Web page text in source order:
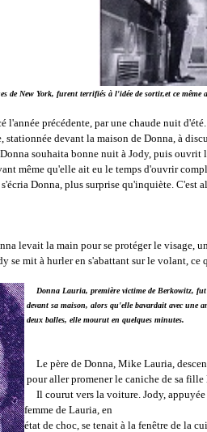
de New York, furent terrifiés à l'idée de sortir,et ce même
l'année précédente, par une chaude nuit
stationnée devant la maison de Donna, à
souhaita bonne nuit à Jody, puis ouvrit
même qu'elle ait eu le temps d'ouvrir
Donna, plus surprise qu'inquiète.
levait la main pour se protéger le visage,
se mit à hurler en s'abattant sur le volant, ce
Donna Lauria, première victime de Berkowitz, fut
devant sa maison, alors qu'elle bavardait avec une
deux balles, elle mourut en quelques minutes.
Le père de Donna, Mike Lauria,
pour aller promener le caniche de sa fille
Il courut vers la voiture. Jody,
femme de Lauria, en
état de choc, se tenait à la fenêtre de la